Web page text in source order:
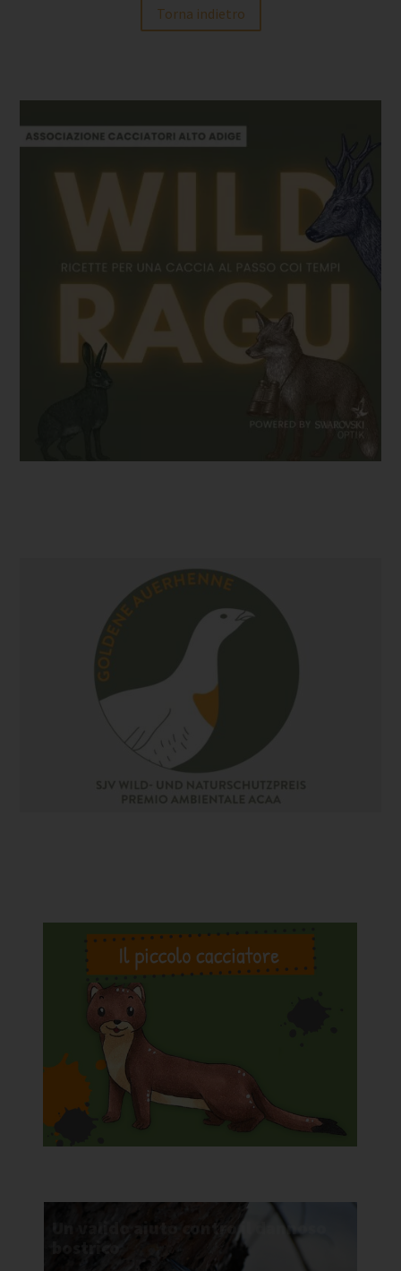
Torna indietro
Un valido aiuto contro il dannoso
bostrico